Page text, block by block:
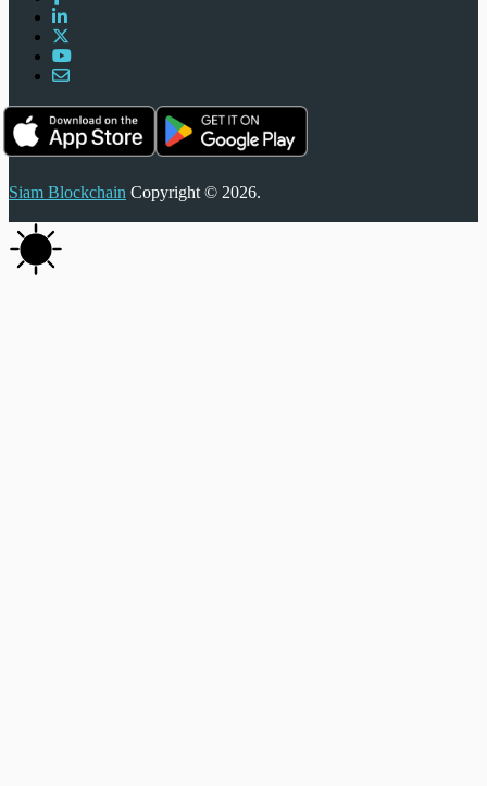
Siam Blockchain Copyright © 2026.